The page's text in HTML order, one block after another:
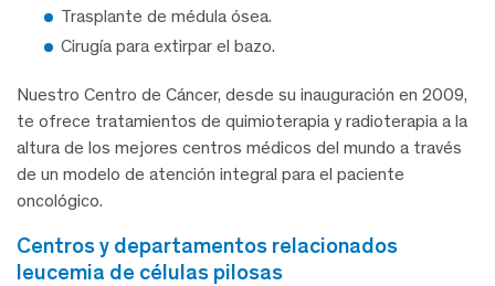
Trasplante de médula ósea.
Cirugía para extirpar el bazo.
Nuestro Centro de Cáncer, desde su inauguración en 2009,
te ofrece tratamientos de quimioterapia y radioterapia a la
altura de los mejores centros médicos del mundo a través
de un modelo de atención integral para el paciente
oncológico.
centros y departamentos relacionados
leucemia de células pilosas